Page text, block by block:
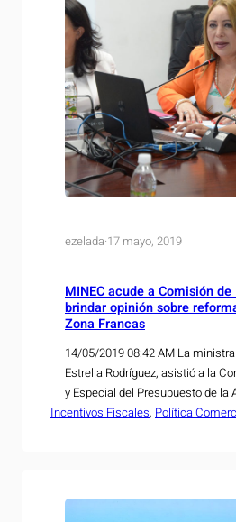
ezelada·17 mayo, 2019
MINEC acude a Comisión
brindar opinión sobre
Zona Francas
14/05/2019 08:42 AM La
Estrella Rodríguez, asistió a la
y Especial del Presupuesto de la
Legislativa, para brindar posición
Incentivos Fiscales, Política